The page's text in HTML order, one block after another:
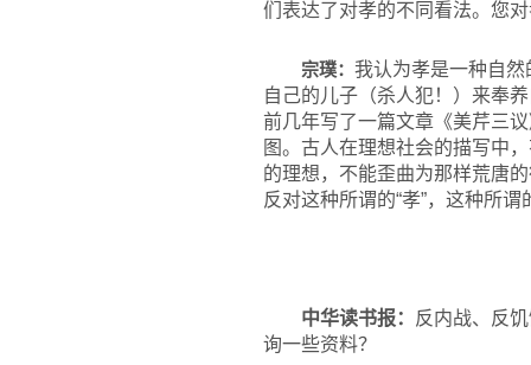
们表达了对孝的不同看法。您对
宗璞： 我认为孝是一种自
自己的儿子（杀人犯！）来奉
前几年写了一篇文章《美芹三
图。古人在理想社会的描写中
的理想，不能歪曲为那样荒唐
反对这种所谓的“孝”，这种所谓
中华读书报：
反内战、反
询一些资料？